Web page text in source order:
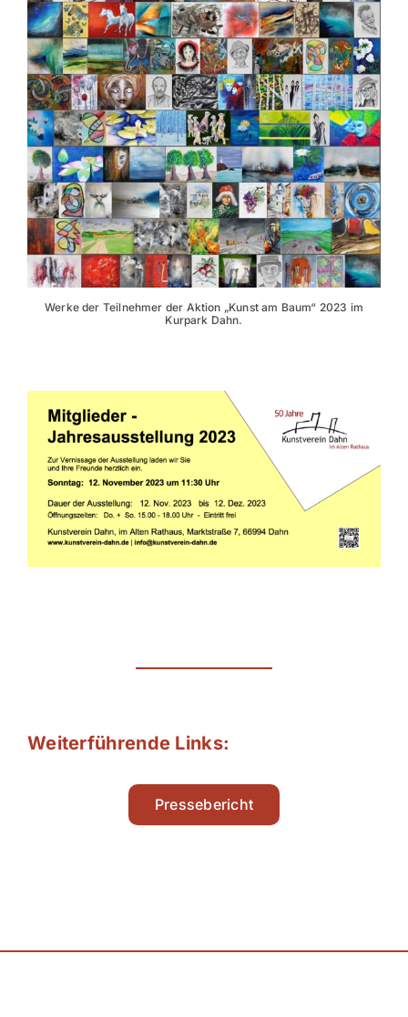
Werke der Teilnehmer der Aktion „Kunst am Baum“ 2023 im
Kurpark Dahn.
Weiterführende Links:
Pressebericht